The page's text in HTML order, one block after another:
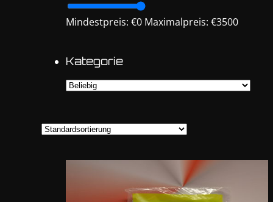
Mindestpreis: €0 Maximalpreis: €3500
Kategorie